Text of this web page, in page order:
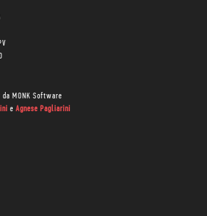
da MONK Software
e Agnese Pagliarini